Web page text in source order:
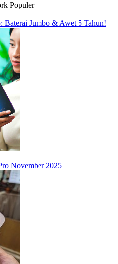
Populer
Baterai Jumbo & Awet 5 Tahun!
November 2025